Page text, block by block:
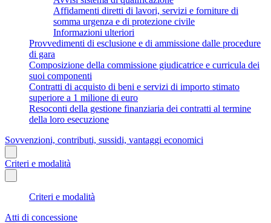
Affidamenti diretti di lavori, servizi e forniture di
somma urgenza e di protezione civile
Informazioni ulteriori
Provvedimenti di esclusione e di ammissione dalle procedure
di gara
Composizione della commissione giudicatrice e curricula dei
suoi componenti
Contratti di acquisto di beni e servizi di importo stimato
superiore a 1 milione di euro
Resoconti della gestione finanziaria dei contratti al termine
della loro esecuzione
Sovvenzioni, contributi, sussidi, vantaggi economici
Criteri e modalità
Criteri e modalità
Atti di concessione